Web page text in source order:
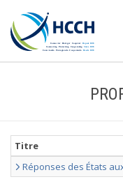
Titre
Réponses des États